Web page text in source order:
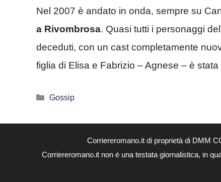
Nel 2007 è andato in onda, sempre su
a Rivombrosa. Quasi tutti i personaggi
deceduti, con un cast completamente
figlia di Elisa e Fabrizio – Agnese – è
Categorie
Gossip
Corriereromano.it di proprietà di DMM
Corriereromano.it non è una testata giornalistica, in